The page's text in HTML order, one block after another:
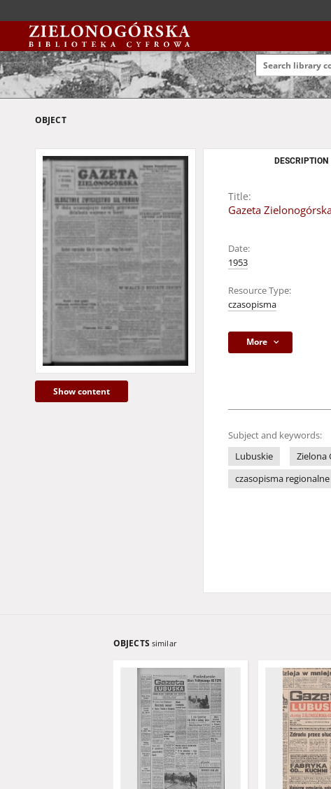
OBJECT
Show content
DESCRIPTION
Title:
Gazeta
Date:
1953
Resource Type:
czasopisma
More
Subject and keywords:
Lubuskie
Zielona
czasopisma regionalne
OBJECTS similar